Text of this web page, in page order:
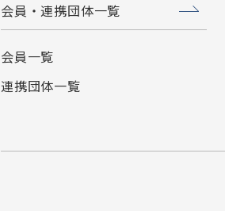
会員・連携団体一覧
会員一覧
連携団体一覧